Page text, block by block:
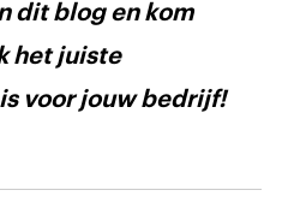
dit blog en kom
het juiste
voor jouw bedrijf!